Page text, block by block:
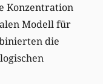
Konzentration
Modell für
die